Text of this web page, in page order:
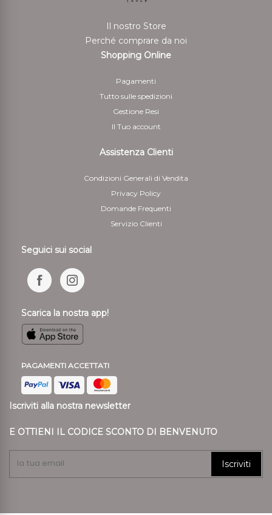
Per il rimborso da effettuarsi tramite bonifico bancario
il Cliente deve indicare anche le coordinate bancarie
necessarie per restituire le somme corrisposte
valore dei beni risultante da una manipolazione diversa
da quella necessaria per stabilire la natura, le
caratteristiche e il funzionamento dei beni
Il nostro Store
Perché comprare da noi
Shopping Online
Pagamenti
Tutto sulle spedizioni
Gestione Resi
Il Tuo account
Assistenza Clienti
Condizioni Generali di Vendita
Privacy Policy
Domande Frequenti
Servizio Clienti
Seguici sui social
Scarica la nostra app!
PAGAMENTI ACCETTATI
Iscriviti alla nostra newsletter
E OTTIENI IL CODICE SCONTO DI BENVENUTO
Iscriviti